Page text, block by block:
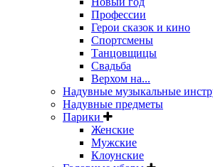
Профессии
Герои сказок и кино
Спортсмены
Танцовщицы
Свадьба
Верхом на...
Надувные музыкальные
Надувные предметы
Парики
Женские
Мужские
Клоунские